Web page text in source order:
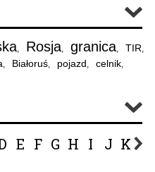
, Rosja, granica, TIR,
, Białoruś, pojazd, celnik,
E F G H I J K L